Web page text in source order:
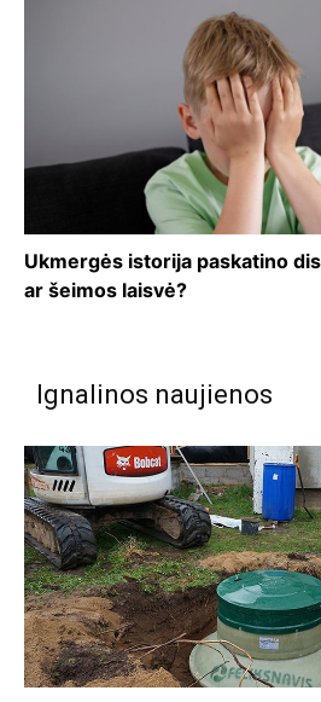
Ukmergės istorija paskatino
ar šeimos laisvė?
Ignalinos naujienos